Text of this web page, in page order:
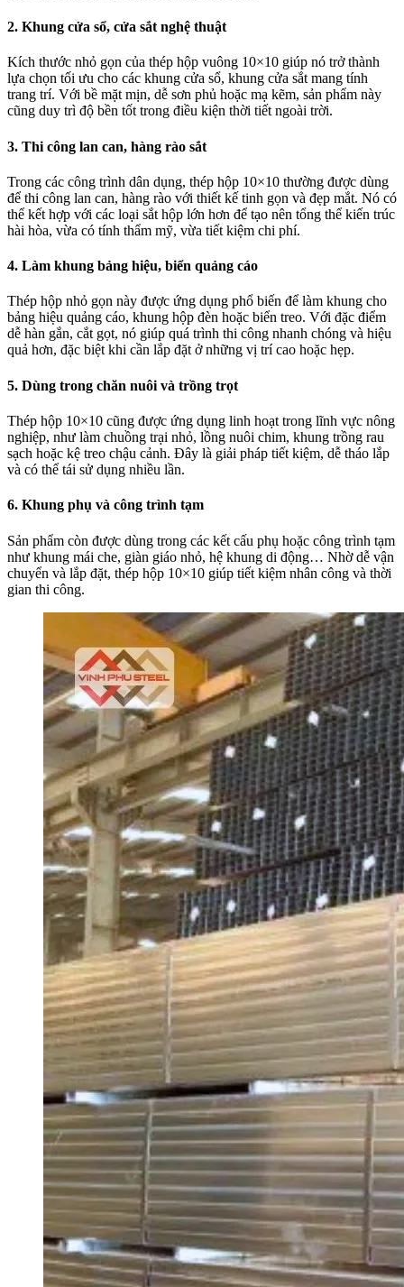
2. Khung cửa sổ, cửa sắt nghệ thuật
Kích thước nhỏ gọn của thép hộp vuông 10×10 giúp nó trở thành
lựa chọn tối ưu cho các khung cửa sổ, khung cửa sắt mang tính
trang trí. Với bề mặt mịn, dễ sơn phủ hoặc mạ kẽm, sản phẩm này
cũng duy trì độ bền tốt trong điều kiện thời tiết ngoài trời.
3. Thi công lan can, hàng rào sắt
Trong các công trình dân dụng, thép hộp 10×10 thường được dùng
để thi công lan can, hàng rào với thiết kế tinh gọn và đẹp mắt. Nó có
thể kết hợp với các loại sắt hộp lớn hơn để tạo nên tổng thể kiến trúc
hài hòa, vừa có tính thẩm mỹ, vừa tiết kiệm chi phí.
4. Làm khung bảng hiệu, biển quảng cáo
Thép hộp nhỏ gọn này được ứng dụng phổ biến để làm khung cho
bảng hiệu quảng cáo, khung hộp đèn hoặc biển treo. Với đặc điểm
dễ hàn gắn, cắt gọt, nó giúp quá trình thi công nhanh chóng và hiệu
quả hơn, đặc biệt khi cần lắp đặt ở những vị trí cao hoặc hẹp.
5. Dùng trong chăn nuôi và trồng trọt
Thép hộp 10×10 cũng được ứng dụng linh hoạt trong lĩnh vực nông
nghiệp, như làm chuồng trại nhỏ, lồng nuôi chim, khung trồng rau
sạch hoặc kệ treo chậu cảnh. Đây là giải pháp tiết kiệm, dễ tháo lắp
và có thể tái sử dụng nhiều lần.
6. Khung phụ và công trình tạm
Sản phẩm còn được dùng trong các kết cấu phụ hoặc công trình tạm
như khung mái che, giàn giáo nhỏ, hệ khung di động… Nhờ dễ vận
chuyển và lắp đặt, thép hộp 10×10 giúp tiết kiệm nhân công và thời
gian thi công.